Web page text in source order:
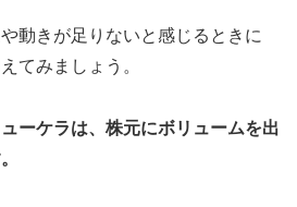
動きが足りないと感じるときに
てみましょう。
ーケラは、株元にボリュームを出